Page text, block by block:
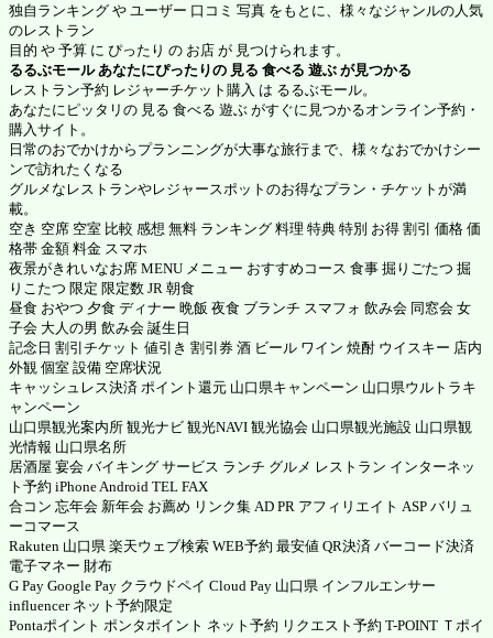
独自ランキング や ユーザー 口コミ 写真 をもとに、様々なジャンルの人気
のレストラン
目的 や 予算 に ぴったり の お店 が 見つけられます。
るるぶモールあなたにぴったりの 見る 食べる 遊ぶ が見つかる
レストラン予約 レジャーチケット購入 は るるぶモール。
あなたにピッタリの 見る 食べる 遊ぶ がすぐに見つかるオンライン予約・
購入サイト。
日常のおでかけからプランニングが大事な旅行まで、様々なおでかけシー
ンで訪れたくなる
グルメなレストランやレジャースポットのお得なプラン・チケットが満
載。
空き 空席 空室 比較 感想 無料 ランキング 料理 特典 特別 お得 割引 価格 価
格帯 金額 料金 スマホ
夜景がきれいなお席 MENU メニュー おすすめコース 食事 掘りごたつ 掘
りこたつ 限定 限定数 JR 朝食
昼食 おやつ 夕食 ディナー 晩飯 夜食 ブランチ スマフォ 飲み会 同窓会 女
子会 大人の男 飲み会 誕生日
記念日 割引チケット 値引き 割引券 酒 ビール ワイン 焼酎 ウイスキー 店内
外観 個室 設備 空席状況
キャッシュレス決済 ポイント還元 山口県キャンペーン 山口県ウルトラキ
ャンペーン
山口県観光案内所 観光ナビ 観光NAVI 観光協会 山口県観光施設 山口県観
光情報 山口県名所
居酒屋 宴会 バイキング サービス ランチ グルメ レストラン インターネッ
ト予約 iPhone Android TEL FAX
合コン 忘年会 新年会 お薦め リンク集 AD PR アフィリエイト ASP バリュ
ーコマース
Rakuten 山口県 楽天ウェブ検索 WEB予約 最安値 QR決済 バーコード決済
電子マネー 財布
G Pay Google Pay クラウドペイ Cloud Pay 山口県 インフルエンサー
influencer ネット予約限定
Pontaポイント ポンタポイント ネット予約 リクエスト予約 T-POINT Ｔポイ